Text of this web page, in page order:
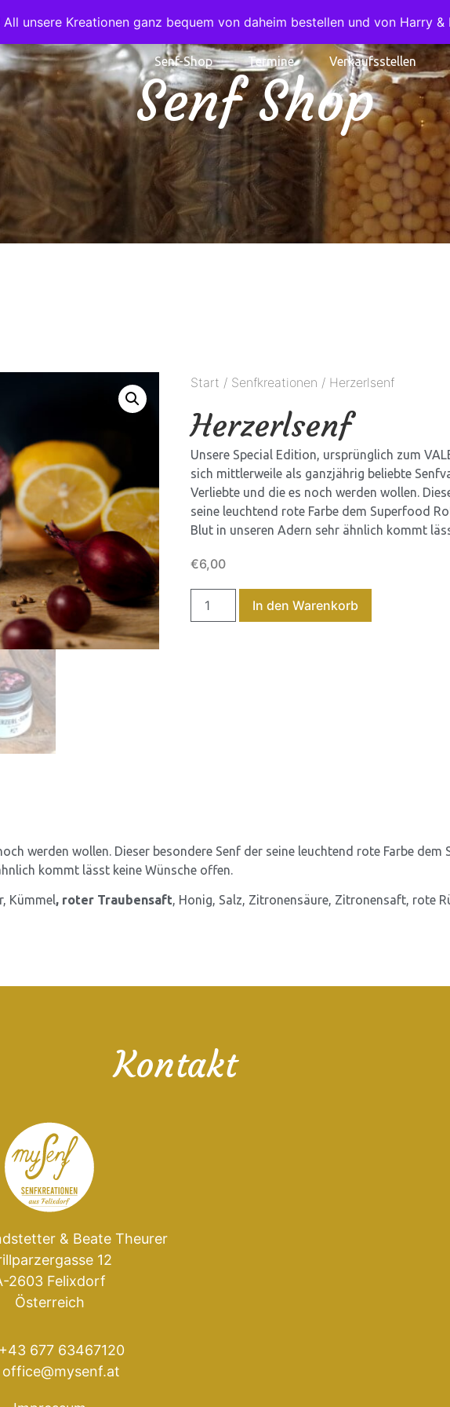
All unsere Kreationen ganz bequem von daheim bestellen und von Harry
Senf-Shop Termine Verkaufsstellen
Senf Shop
Start / Senfkreationen / Herzerlsenf
Herzerlsenf
Unsere Special Edition, ursprünglich zum
sich mittlerweile als ganzjährig beliebte
Verliebte und die es noch werden wollen.
seine leuchtend rote Farbe dem Superfood
Blut in unseren Adern sehr ähnlich kommt
€6,00
In den Warenkorb
werden wollen. Dieser besondere Senf der seine leuchtend rote Farbe dem
kommt lässt keine Wünsche offen.
Kümmel, roter Traubensaft, Honig, Salz, Zitronensäure, Zitronensaft, rote
Kontakt
& Beate Theurer
12
2603 Felixdorf
Österreich
+43 677 63467120
office@mysenf.at